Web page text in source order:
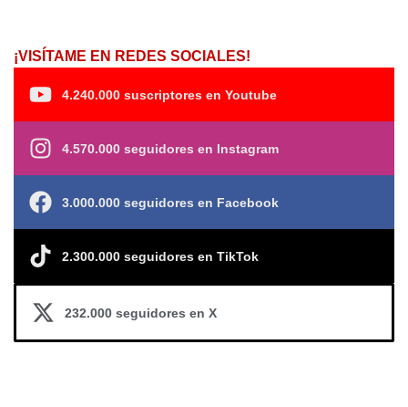
¡VISÍTAME EN REDES SOCIALES!
4.240.000 suscriptores en Youtube
4.570.000 seguidores en Instagram
3.000.000 seguidores en Facebook
2.300.000 seguidores en TikTok
232.000 seguidores en X